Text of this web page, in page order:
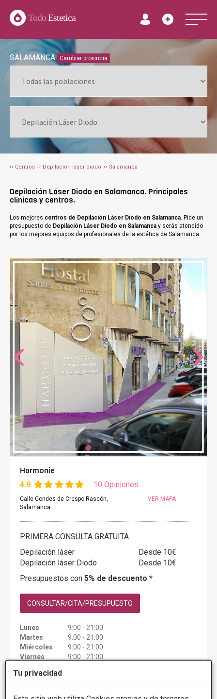
Tu privacidad
TodoEstetica
SALAMANCA Cambiar provincia
Centros Depilación láser diodo Salamanca
Depilación Láser Diodo en Salamanca. Principales
clínicas y centros.
Los mejores centros de Depilación Láser Diodo en Salamanca. Pide un
presupuesto de Depilación Láser Diodo en Salamanca y serás atendido
por los mejores equipos de profesionales de la estética de Salamanca.
Harmonie
4.9 10 Opiniones
Calle Condes de Crespo Rascón,
Salamanca
VER MAPA
PRIMERA CONSULTA GRATUITA
Depilación láser
Desde 10€
Depilación láser Diodo
Desde 10€
Presupuestos con 5% de descuento *
CONSULTAR/CITA/PRESUPUESTO
Lunes
9:00 - 21:00
Martes
9:00 - 21:00
Miércoles
9:00 - 21:00
Viernes
9:00 - 21:00
Más información